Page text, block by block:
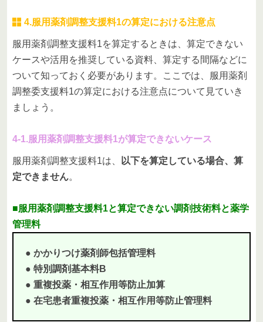
4.服用薬剤調整支援料1の算定における注意点
服用薬剤調整支援料1を算定するときは、算定できない
ケースや活用を推奨している資料、算定する間隔などに
ついて知っておく必要があります。ここでは、服用薬剤
調整委支援料1の算定における注意点について見ていき
ましょう。
4-1.服用薬剤調整支援料1が算定できないケース
服用薬剤調整支援料1は、
以下を算定している場合、算
定できません。
■服用薬剤調整支援料1と算定できない調剤技術料と薬学
管理料
● かかりつけ薬剤師包括管理料
● 特別調剤基本料B
● 重複投薬・相互作用等防止加算
● 在宅患者重複投薬・相互作用等防止管理料